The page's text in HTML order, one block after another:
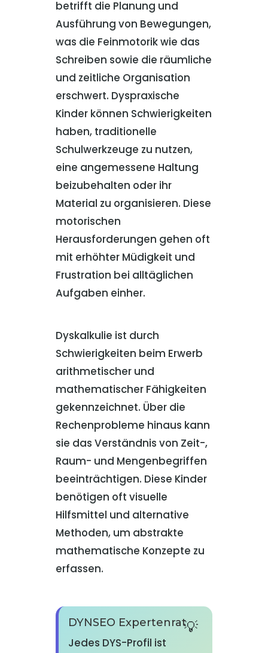
betrifft die Planung und
Ausführung von Bewegungen,
was die Feinmotorik wie das
Schreiben sowie die räumliche
und zeitliche Organisation
erschwert. Dyspraxische
Kinder können Schwierigkeiten
haben, traditionelle
Schulwerkzeuge zu nutzen,
eine angemessene Haltung
beizubehalten oder ihr
Material zu organisieren. Diese
motorischen
Herausforderungen gehen oft
mit erhöhter Müdigkeit und
Frustration bei alltäglichen
Aufgaben einher.
Dyskalkulie ist durch
Schwierigkeiten beim Erwerb
arithmetischer und
mathematischer Fähigkeiten
gekennzeichnet. Über die
Rechenprobleme hinaus kann
sie das Verständnis von Zeit-,
Raum- und Mengenbegriffen
beeinträchtigen. Diese Kinder
benötigen oft visuelle
Hilfsmittel und alternative
Methoden, um abstrakte
mathematische Konzepte zu
erfassen.
DYNSEO Expertenrat
Jedes DYS-Profil ist